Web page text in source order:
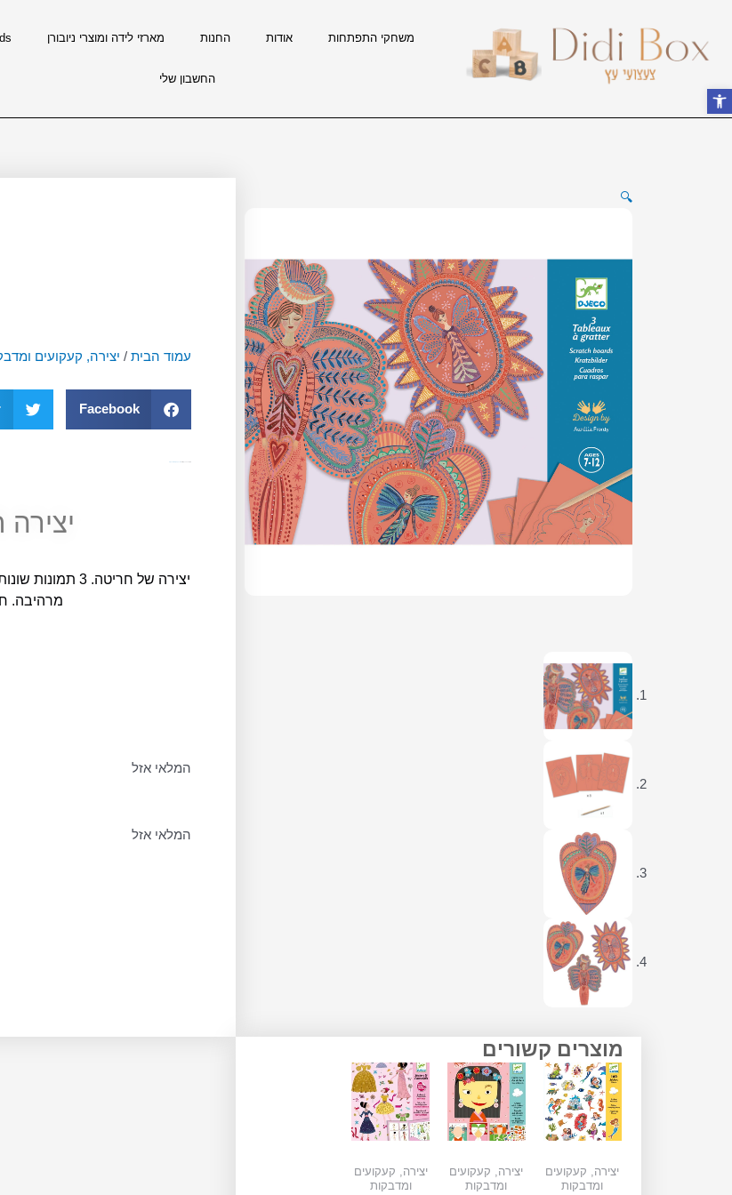
משחקי התפתחות אודות החנות מארזי לידה ומוצרי ניובורן
החשבון שלי
🔍
עמוד הבית / יצירה, קעקועים
Facebook
יצירה של
מרהיבה.
המלאי אזל
המלאי אזל
מוצרים קשורים
יצירה, קעקועים
ומדבקות
יצירה, קעקועים
ומדבקות
יצירה, קעקועים
ומדבקות
פתח סרגל נגישות